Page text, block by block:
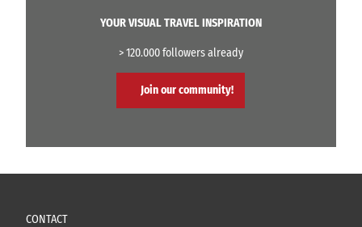
YOUR VISUAL TRAVEL INSPIRATION
> 120.000 followers already
Join our community!
CONTACT